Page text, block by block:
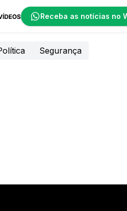
Receba as notícias no
Segurança